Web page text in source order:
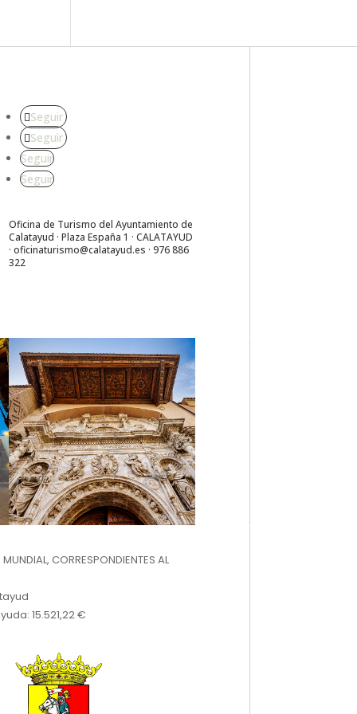
Seguir
Seguir
Seguir
Seguir
Oficina de Turismo del Ayuntamiento de
Calatayud · Plaza España 1 · CALATAYUD
· oficinaturismo@calatayud.es · 976 886
322
CORRESPONDIENTES AL
15.521,22 €